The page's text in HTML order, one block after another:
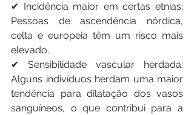
✔ Incidência maior em certas etnias:
Pessoas de ascendência nórdica,
celta e europeia têm um risco mais
elevado.
✔ Sensibilidade vascular herdada:
Alguns indivíduos herdam uma maior
tendência para dilatação dos vasos
sanguíneos, o que contribui para a